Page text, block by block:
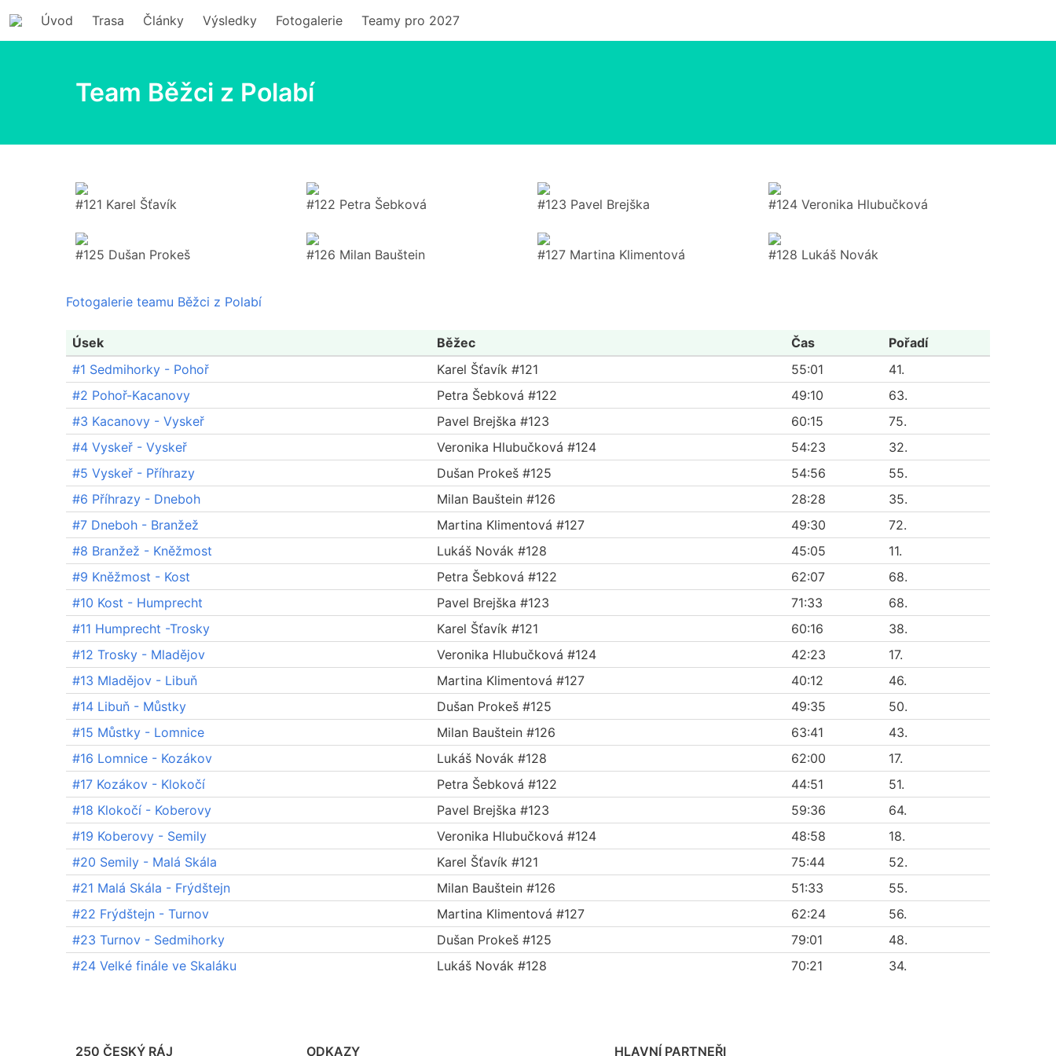
Úvod Trasa Články Výsledky Fotogalerie Teamy pro 2027
Team Běžci z Polabí
#121 Karel Šťavík #122 Petra Šebková #123 Pavel Brejška #124 Veronika Hlubučková
#125 Dušan Prokeš #126 Milan Bauštein #127 Martina Klimentová #128 Lukáš Novák
Fotogalerie teamu Běžci z Polabí
Úsek Běžec Čas
Pořadí
#1 Sedmihorky - Pohoř
Karel Šťavík #121 55:01
41.
#2 Pohoř-Kacanovy
Petra Šebková #122 49:10
63.
#3 Kacanovy - Vyskeř
Pavel Brejška #123 60:15
75.
#4 Vyskeř - Vyskeř
Veronika Hlubučková #124 54:23
32.
#5 Vyskeř - Příhrazy
Dušan Prokeš #125 54:56
55.
#6 Příhrazy - Dneboh
Milan Bauštein #126 28:28
35.
#7 Dneboh - Branžež
Martina Klimentová #127 49:30
72.
#8 Branžež - Kněžmost
Lukáš Novák #128 45:05
11.
#9 Kněžmost - Kost
Petra Šebková #122 62:07
68.
#10 Kost - Humprecht
Pavel Brejška #123 71:33
68.
#11 Humprecht -Trosky
Karel Šťavík #121 60:16
38.
#12 Trosky - Mladějov
Veronika Hlubučková #124 42:23
17.
#13 Mladějov - Libuň
Martina Klimentová #127 40:12
46.
#14 Libuň - Můstky
Dušan Prokeš #125 49:35
50.
#15 Můstky - Lomnice
Milan Bauštein #126 63:41
43.
#16 Lomnice - Kozákov
Lukáš Novák #128 62:00
17.
#17 Kozákov - Klokočí
Petra Šebková #122 44:51
51.
#18 Klokočí - Koberovy
Pavel Brejška #123 59:36
64.
#19 Koberovy - Semily
Veronika Hlubučková #124 48:58
18.
#20 Semily - Malá Skála
Karel Šťavík #121 75:44
52.
#21 Malá Skála - Frýdštejn
Milan Bauštein #126 51:33
55.
#22 Frýdštejn - Turnov
Martina Klimentová #127 62:24
56.
#23 Turnov - Sedmihorky
Dušan Prokeš #125 79:01
48.
#24 Velké finále ve Skaláku
Lukáš Novák #128 70:21 34.
250 ČESKÝ RÁJ ODKAZY HLAVNÍ PARTNEŘI